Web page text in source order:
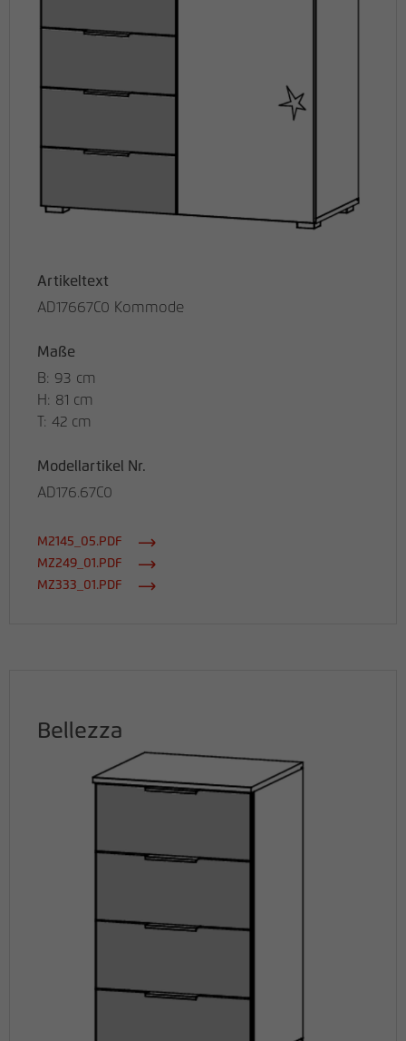
Artikeltext
AD17667C0 Kommode
Maße
B: 93 cm
H: 81 cm
T: 42 cm
Modellartikel Nr.
AD176.67C0
M2145_05.PDF
MZ249_01.PDF
MZ333_01.PDF
Bellezza